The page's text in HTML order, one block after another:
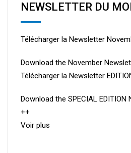
NEWSLETTER DU
Télécharger la Newsletter
Download the November
Télécharger la Newsletter
Download the SPECIAL EDITION
++
Voir plus